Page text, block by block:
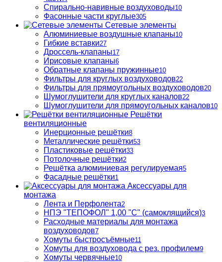
Спирально-навивные воздуховоды10
Фасонные части круглые305
Сетевые элементы
Алюминиевые воздушные клапаны10
Гибкие вставки27
Дроссель-клапаны17
Ирисовые клапаны6
Обратные клапаны пружинные10
Фильтры для круглых воздуховодов22
Фильтры для прямоугольных воздуховодов20
Шумоглушители для круглых каналов22
Шумоглушители для прямоугольных каналов10
Решётки
вентиляционные
Инерционные решётки8
Металлические решётки53
Пластиковые решётки33
Потолочные решётки2
Решётка алюминиевая регулируемая5
Фасадные решётки1
Аксессуары для
монтажа
Лента и Перфолента2
НПЭ "ТЕПОФОЛ" 1,00 "С" (самоклящийся)3
Расходные материалы для монтажа
воздуховодов7
Хомуты быстросъёмные11
Хомуты для воздуховода с рез. профилем9
Хомуты червячные10